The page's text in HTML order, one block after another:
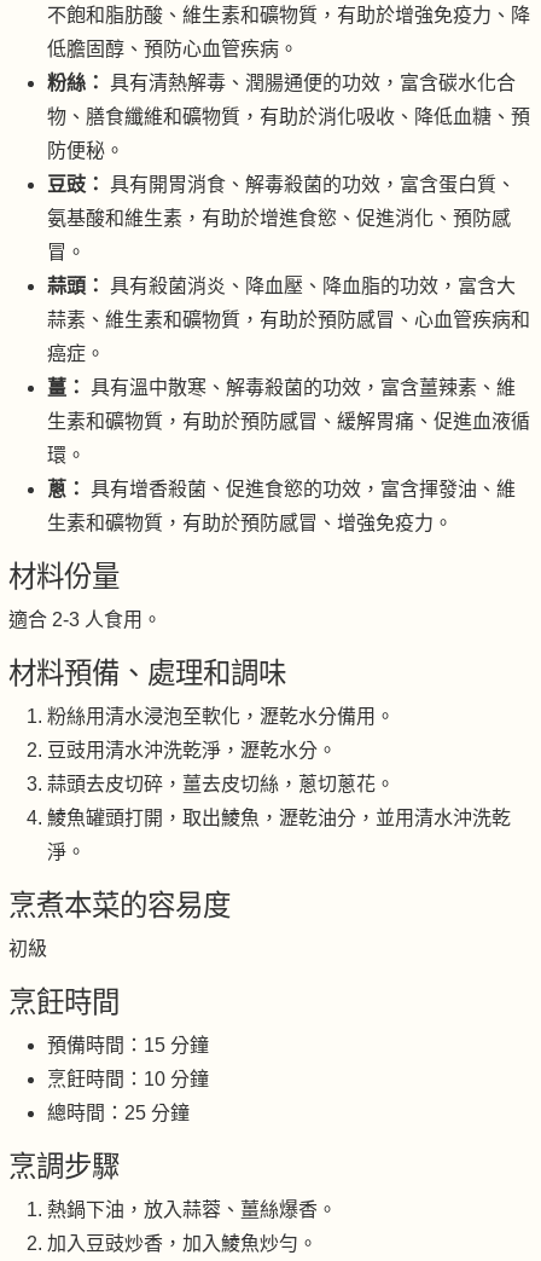
不飽和脂肪酸、維生素和礦物質，有助於增強免疫力、降
低膽固醇、預防心血管疾病。
粉絲： 具有清熱解毒、潤腸通便的功效，富含碳水化合
物、膳食纖維和礦物質，有助於消化吸收、降低血糖、預
防便秘。
豆豉： 具有開胃消食、解毒殺菌的功效，富含蛋白質、
氨基酸和維生素，有助於增進食慾、促進消化、預防感
冒。
蒜頭： 具有殺菌消炎、降血壓、降血脂的功效，富含大
蒜素、維生素和礦物質，有助於預防感冒、心血管疾病和
癌症。
薑： 具有溫中散寒、解毒殺菌的功效，富含薑辣素、維
生素和礦物質，有助於預防感冒、緩解胃痛、促進血液循
環。
蔥： 具有增香殺菌、促進食慾的功效，富含揮發油、維
生素和礦物質，有助於預防感冒、增強免疫力。
材料份量
適合 2-3 人食用。
材料預備、處理和調味
粉絲用清水浸泡至軟化，瀝乾水分備用。
豆豉用清水沖洗乾淨，瀝乾水分。
蒜頭去皮切碎，薑去皮切絲，蔥切蔥花。
鯪魚罐頭打開，取出鯪魚，瀝乾油分，並用清水沖洗乾
淨。
烹煮本菜的容易度
初級
烹飪時間
預備時間：15 分鐘
烹飪時間：10 分鐘
總時間：25 分鐘
烹調步驟
熱鍋下油，放入蒜蓉、薑絲爆香。
加入豆豉炒香，加入鯪魚炒勻。